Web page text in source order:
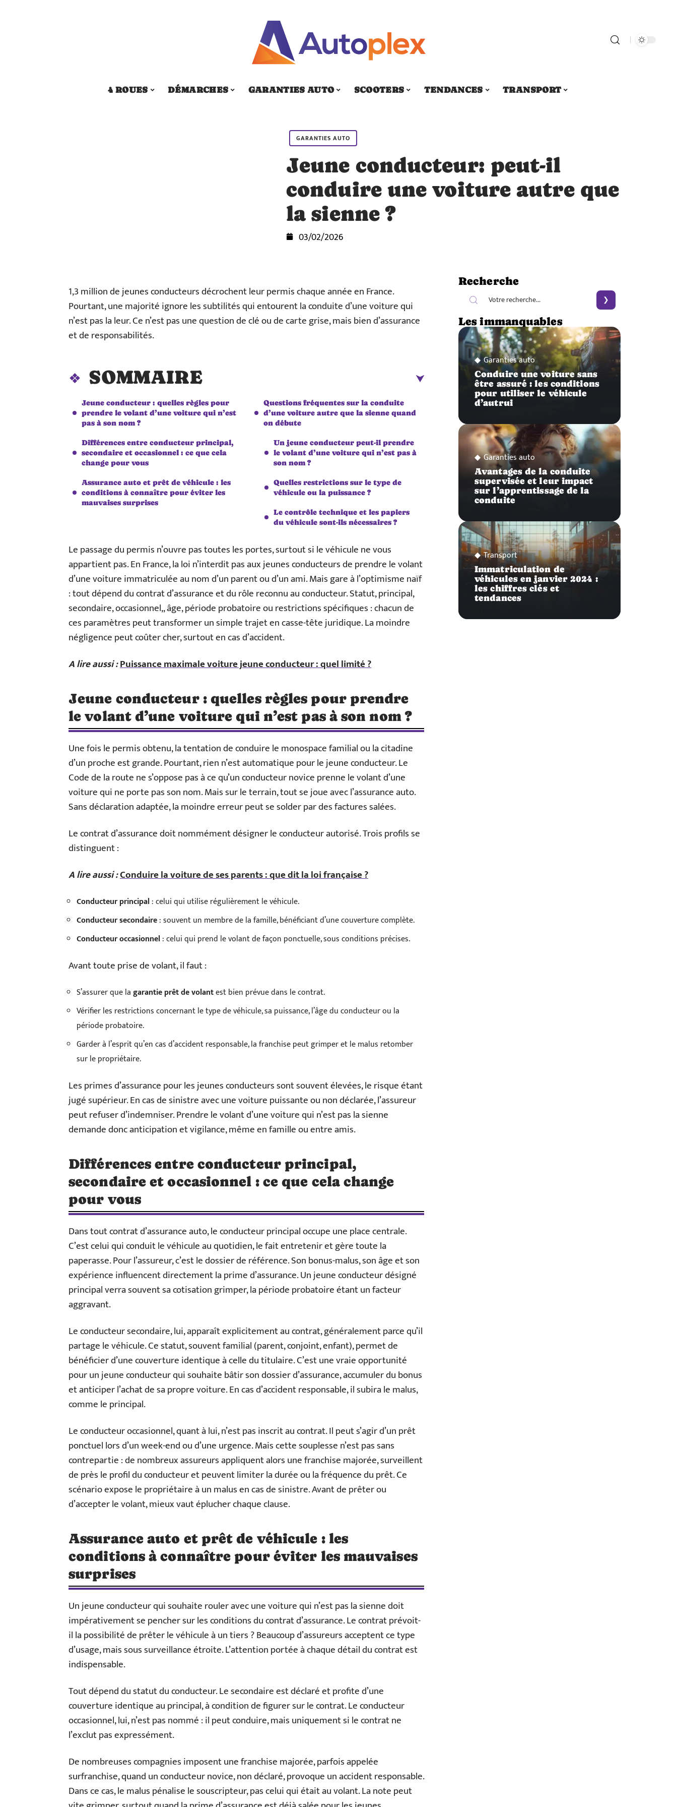
4 ROUES DÉMARCHES GARANTIES AUTO SCOOTERS TENDANCES TRANSPORT
GARANTIES AUTO
Jeune conducteur: peut-il
conduire une voiture autre que
la sienne ?
03/02/2026
1,3 million de jeunes conducteurs décrochent leur permis chaque année en France.
Pourtant, une majorité ignore les subtilités qui entourent la conduite d’une voiture qui
n’est pas la leur. Ce n’est pas une question de clé ou de carte grise, mais bien d’assurance
et de responsabilités.
SOMMAIRE
Jeune conducteur : quelles règles pour
prendre le volant d’une voiture qui n’est
pas à son nom ?
Différences entre conducteur principal,
secondaire et occasionnel : ce que cela
change pour vous
Assurance auto et prêt de véhicule : les
conditions à connaître pour éviter les
mauvaises surprises
Questions fréquentes sur la conduite
d’une voiture autre que la sienne quand
on débute
Un jeune conducteur peut-il prendre
le volant d’une voiture qui n’est pas à
son nom ?
Quelles restrictions sur le type de
véhicule ou la puissance ?
Le contrôle technique et les papiers
du véhicule sont-ils nécessaires ?
Le passage du permis n’ouvre pas toutes les portes, surtout si le véhicule ne vous
appartient pas. En France, la loi n’interdit pas aux jeunes conducteurs de prendre le volant
d’une voiture immatriculée au nom d’un parent ou d’un ami. Mais gare à l’optimisme naïf
: tout dépend du contrat d’assurance et du rôle reconnu au conducteur. Statut, principal,
secondaire, occasionnel,, âge, période probatoire ou restrictions spécifiques : chacun de
ces paramètres peut transformer un simple trajet en casse-tête juridique. La moindre
négligence peut coûter cher, surtout en cas d’accident.
A lire aussi :Puissance maximale voiture jeune conducteur : quel limité ?
Jeune conducteur : quelles règles pour prendre
le volant d’une voiture qui n’est pas à son nom ?
Une fois le permis obtenu, la tentation de conduire le monospace familial ou la citadine
d’un proche est grande. Pourtant, rien n’est automatique pour le jeune conducteur. Le
Code de la route ne s’oppose pas à ce qu’un conducteur novice prenne le volant d’une
voiture qui ne porte pas son nom. Mais sur le terrain, tout se joue avec l’assurance auto.
Sans déclaration adaptée, la moindre erreur peut se solder par des factures salées.
Le contrat d’assurance doit nommément désigner le conducteur autorisé. Trois profils se
distinguent :
A lire aussi :Conduire la voiture de ses parents : que dit la loi française ?
Conducteur principal: celui qui utilise régulièrement le véhicule.
Conducteur secondaire: souvent un membre de la famille, bénéficiant d’une couverture complète.
Conducteur occasionnel: celui qui prend le volant de façon ponctuelle, sous conditions précises.
Avant toute prise de volant, il faut :
S’assurer que lagarantie prêt de volantest bien prévue dans le contrat.
Vérifier les restrictions concernant le type de véhicule, sa puissance, l’âge du conducteur ou la
période probatoire.
Garder à l’esprit qu’en cas d’accident responsable, la franchise peut grimper et le malus retomber
sur le propriétaire.
Les primes d’assurance pour les jeunes conducteurs sont souvent élevées, le risque étant
jugé supérieur. En cas de sinistre avec une voiture puissante ou non déclarée, l’assureur
peut refuser d’indemniser. Prendre le volant d’une voiture qui n’est pas la sienne
demande donc anticipation et vigilance, même en famille ou entre amis.
Différences entre conducteur principal,
secondaire et occasionnel : ce que cela change
pour vous
Dans tout contrat d’assurance auto, le conducteur principal occupe une place centrale.
C’est celui qui conduit le véhicule au quotidien, le fait entretenir et gère toute la
paperasse. Pour l’assureur, c’est le dossier de référence. Son bonus-malus, son âge et son
expérience influencent directement la prime d’assurance. Un jeune conducteur désigné
principal verra souvent sa cotisation grimper, la période probatoire étant un facteur
aggravant.
Le conducteur secondaire, lui, apparaît explicitement au contrat, généralement parce qu’il
partage le véhicule. Ce statut, souvent familial (parent, conjoint, enfant), permet de
bénéficier d’une couverture identique à celle du titulaire. C’est une vraie opportunité
pour un jeune conducteur qui souhaite bâtir son dossier d’assurance, accumuler du bonus
et anticiper l’achat de sa propre voiture. En cas d’accident responsable, il subira le malus,
comme le principal.
Le conducteur occasionnel, quant à lui, n’est pas inscrit au contrat. Il peut s’agir d’un prêt
ponctuel lors d’un week-end ou d’une urgence. Mais cette souplesse n’est pas sans
contrepartie : de nombreux assureurs appliquent alors une franchise majorée, surveillent
de près le profil du conducteur et peuvent limiter la durée ou la fréquence du prêt. Ce
scénario expose le propriétaire à un malus en cas de sinistre. Avant de prêter ou
d’accepter le volant, mieux vaut éplucher chaque clause.
Assurance auto et prêt de véhicule : les
conditions à connaître pour éviter les mauvaises
surprises
Un jeune conducteur qui souhaite rouler avec une voiture qui n’est pas la sienne doit
impérativement se pencher sur les conditions du contrat d’assurance. Le contrat prévoit-
il la possibilité de prêter le véhicule à un tiers ? Beaucoup d’assureurs acceptent ce type
d’usage, mais sous surveillance étroite. L’attention portée à chaque détail du contrat est
indispensable.
Tout dépend du statut du conducteur. Le secondaire est déclaré et profite d’une
couverture identique au principal, à condition de figurer sur le contrat. Le conducteur
occasionnel, lui, n’est pas nommé : il peut conduire, mais uniquement si le contrat ne
l’exclut pas expressément.
De nombreuses compagnies imposent une franchise majorée, parfois appelée
surfranchise, quand un conducteur novice, non déclaré, provoque un accident responsable.
Dans ce cas, le malus pénalise le souscripteur, pas celui qui était au volant. La note peut
Recherche
Les immanquables
Garanties auto
Conduire une voiture sans
être assuré : les conditions
pour utiliser le véhicule
d’autrui
Garanties auto
Avantages de la conduite
supervisée et leur impact
sur l’apprentissage de la
conduite
Transport
Immatriculation de
véhicules en janvier 2024 :
les chiffres clés et
tendances